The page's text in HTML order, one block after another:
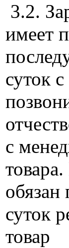
3.2.
имеет
суток
с
обязан
суток
товар